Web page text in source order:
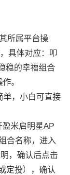
所属平台操
具体对应：叩
稳的幸福组合
。
单，小白可直接
盈米启明星AP
合名称，进入
，确认后点击
定投），确认